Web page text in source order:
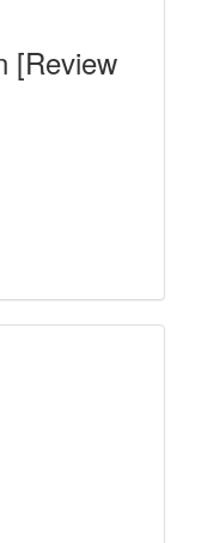
[Review